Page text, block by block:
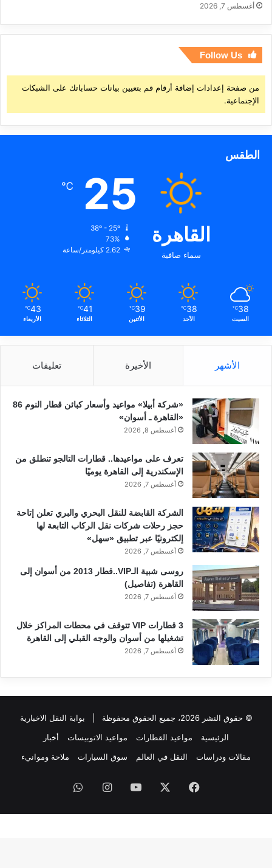
أغسطس 7, 2026
Follow Us
من صفحة إعدادات إضافة أرقام قم بتعيين بيانات حساباتك على الشبكات
الإجتماعية.
الطقس
القاهرة
سماء صافية
25
℃
73%
2.62 كيلومتر/ساعة
38
℃
السبت
38
℃
الأحد
39
℃
الأثنين
41
℃
الثلاثاء
43
℃
الأربعاء
الأشهر الأخيرة تعليقات
«شركة أبيلا» مواعيد وأسعار كبائن قطار النوم 86
«القاهرة ـ أسوان»
أغسطس 8, 2026
تعرف على مواعيدها.. قطارات التالجو تنطلق من
الإسكندرية إلى القاهرة يوميًا
أغسطس 7, 2026
الشركة القابضة للنقل البحري والبري تعلن إتاحة
حجز رحلات شركات نقل الركاب التابعة لها
إلكترونيًا عبر تطبيق «سهل»
أغسطس 7, 2026
روسى شبية الـVIP..قطار 2013 من أسوان إلى
القاهرة (تفاصيل)
أغسطس 7, 2026
3 قطارات VIP تتوقف في محطات المراكز خلال
تشغيلها من أسوان والوجه القبلي إلى القاهرة
أغسطس 7, 2026
© حقوق النشر 2026، جميع الحقوق محفوظة |
بوابة النقل الاخبارية
الرئيسية
مواعيد القطارات مواعيد الاتوبيسات
أخبار
مقالات ودراسات
النقل في العالم سوق السيارات ملاحة وموانيء
فيسبوك ‫YouTubeانستقرام